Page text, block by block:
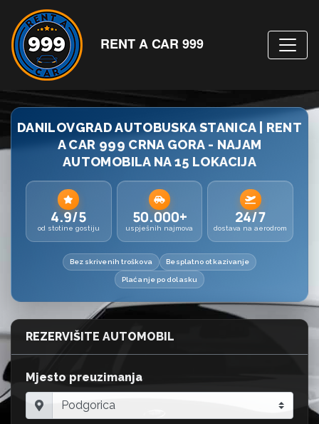
RENT A CAR 999
DANILOVGRAD AUTOBUSKA STANICA | RENT
A CAR 999 CRNA GORA - NAJAM
AUTOMOBILA NA 15 LOKACIJA
4.9/5
od stotine gostiju
50.000+
uspješnih najmova
24/7
dostava na aerodrom
Bez skrivenih troškova Besplatno otkazivanje
Plaćanje po dolasku
REZERVIŠITE AUTOMOBIL
Mjesto preuzimanja